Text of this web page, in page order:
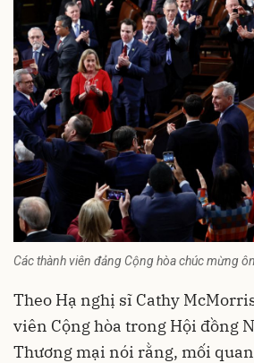
Các thành viên đảng Cộng hòa chúc mừng
Theo Hạ nghị sĩ Cathy
viên Cộng hòa trong Hội đồng
Thương mại nói rằng, mối